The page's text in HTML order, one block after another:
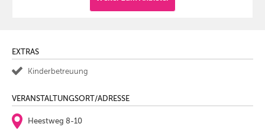
EXTRAS
Kinderbetreuung
VERANSTALTUNGSORT/ADRESSE
Heestweg 8-10